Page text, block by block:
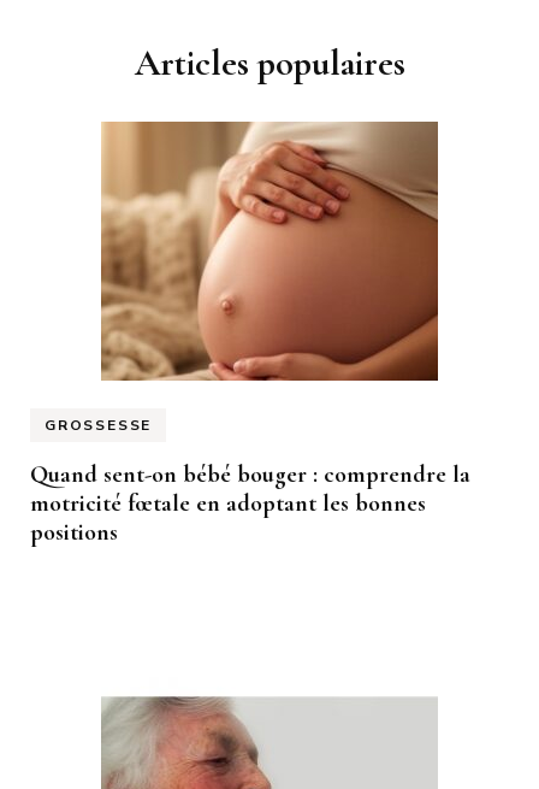
Articles populaires
GROSSESSE
Quand sent-on bébé bouger : comprendre la
motricité fœtale en adoptant les bonnes
positions